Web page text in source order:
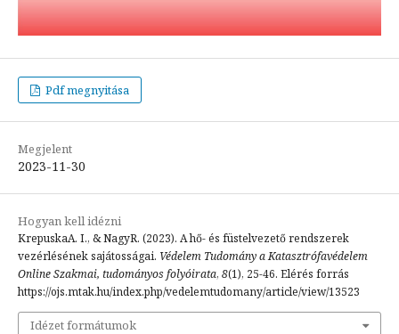
Pdf megnyitása
Megjelent
2023-11-30
Hogyan kell idézni
KrepuskaA. I., & NagyR. (2023). A hő- és füstelvezető rendszerek
vezérlésének sajátosságai. Védelem Tudomány a Katasztrófavédelem
Online Szakmai, tudományos folyóirata, 8(1), 25-46. Elérés forrás
https://ojs.mtak.hu/index.php/vedelemtudomany/article/view/13523
Idézet formátumok